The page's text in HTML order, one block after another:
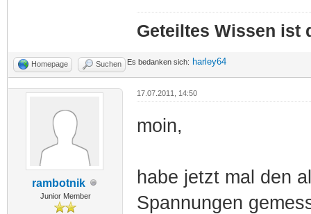
Geteiltes Wissen ist
Homepage Suchen Es bedanken sich: harley64
rambotnik
Junior Member
17.07.2011, 14:50
moin,
habe jetzt mal den
Spannungen